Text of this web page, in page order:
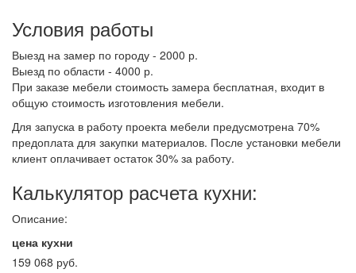
Условия работы
Выезд на замер по городу - 2000 р.
Выезд по области - 4000 р.
При заказе мебели стоимость замера бесплатная, входит в
общую стоимость изготовления мебели.
Для запуска в работу проекта мебели предусмотрена 70%
предоплата для закупки материалов. После установки мебели
клиент оплачивает остаток 30% за работу.
Калькулятор расчета кухни:
Описание:
цена кухни
159 068 руб.